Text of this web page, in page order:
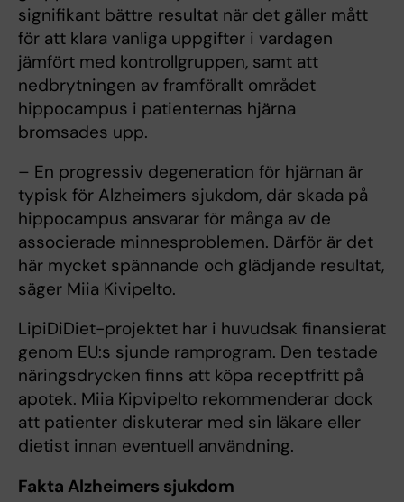
signifikant bättre resultat när det gäller mått
för att klara vanliga uppgifter i vardagen
jämfört med kontrollgruppen, samt att
nedbrytningen av framförallt området
hippocampus i patienternas hjärna
bromsades upp.
– En progressiv degeneration för hjärnan är
typisk för Alzheimers sjukdom, där skada på
hippocampus ansvarar för många av de
associerade minnesproblemen. Därför är det
här mycket spännande och glädjande resultat,
säger Miia Kivipelto.
LipiDiDiet-projektet har i huvudsak finansierat
genom EU:s sjunde ramprogram. Den testade
näringsdrycken finns att köpa receptfritt på
apotek. Miia Kipvipelto rekommenderar dock
att patienter diskuterar med sin läkare eller
dietist innan eventuell användning.
Fakta Alzheimers sjukdom